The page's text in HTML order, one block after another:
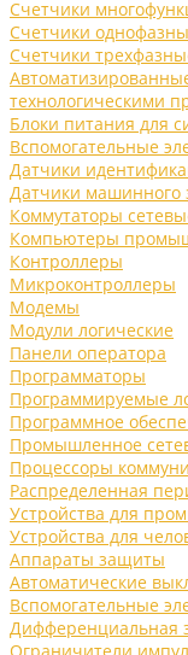
Счетчики
Счетчики
Счетчики
технологическими
Блоки питания для
Вспомогательные
Датчики
Датчики машинного
Коммутаторы
Компьютеры
Контроллеры
Микроконтроллеры
Модемы
Модули логические
Панели оператора
Программаторы
Программируемые
Программное
Промышленное
Процессоры
Распределенная
Устройства для
Устройства для
Аппараты защиты
Автоматические
Вспомогательные
Дифференциальная